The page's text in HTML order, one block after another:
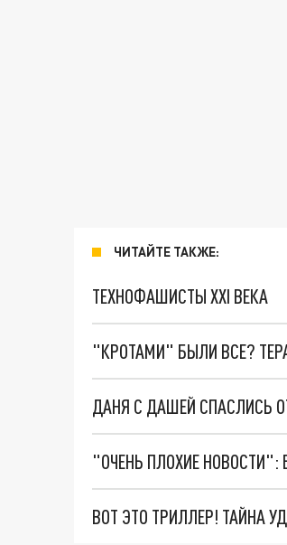
ЧИТАЙТЕ ТАКЖЕ:
ТЕХНОФАШИСТЫ XXI ВЕКА
"КРОТАМИ" БЫЛИ ВСЕ?
ДАНЯ С ДАШЕЙ СПАСЛИСЬ
ВОТ ЭТО ТРИЛЛЕР! ТАЙНА